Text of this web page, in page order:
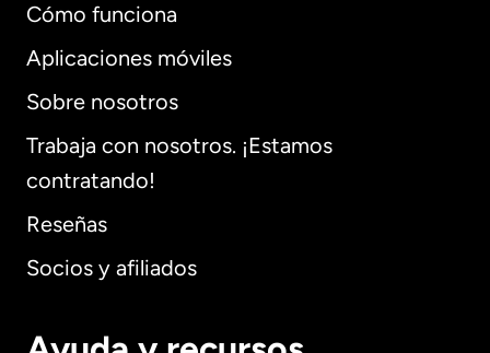
Cómo funciona
Aplicaciones móviles
Sobre nosotros
Trabaja con nosotros. ¡Estamos
contratando!
Reseñas
Socios y afiliados